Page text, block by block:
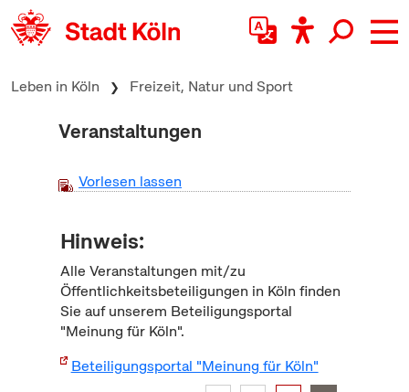
zum Inhalt springen
Leben in Köln Freizeit, Natur und Sport
Veranstaltungen
Vorlesen lassen
Hinweis:
Alle Veranstaltungen mit/zu
Öffentlichkeitsbeteiligungen in Köln finden
Sie auf unserem Beteiligungsportal
"Meinung für Köln".
Beteiligungsportal "Meinung für Köln"